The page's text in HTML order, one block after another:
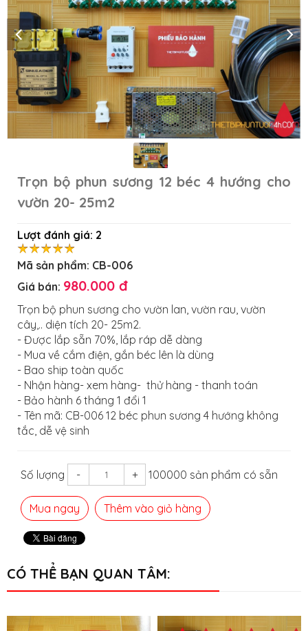
Trọn bộ phun sương 12 béc 4 hướng cho
vườn 20- 25m2
Lượt đánh giá: 2
Mã sản phẩm: CB-006
Giá bán: 980.000 đ
Trọn bộ phun sương cho vườn lan, vườn rau, vườn
cây,.. diện tích 20- 25m2.
- Được lắp sẵn 70%, lắp ráp dễ dàng
- Mua về cắm điện, gắn béc lên là dùng
- Bao ship toàn quốc
- Nhận hàng- xem hàng- thử hàng - thanh toán
- Bảo hành 6 tháng 1 đổi 1
- Tên mã: CB-006 12 béc phun sương 4 hướng không
tắc, dễ vệ sinh
Số lượng - + 100000 sản phẩm có sẵn
Mua ngay Thêm vào giỏ hàng
CÓ THỂ BẠN QUAN TÂM: